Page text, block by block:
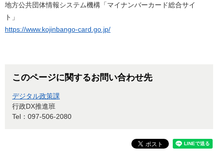
​地方公共団体情報システム機構「マイナンバーカード総合サイ
ト」
https://www.kojinbango-card.go.jp/
このページに関するお問い合わせ先
デジタル政策課
行政DX推進班
Tel：097-506-2080